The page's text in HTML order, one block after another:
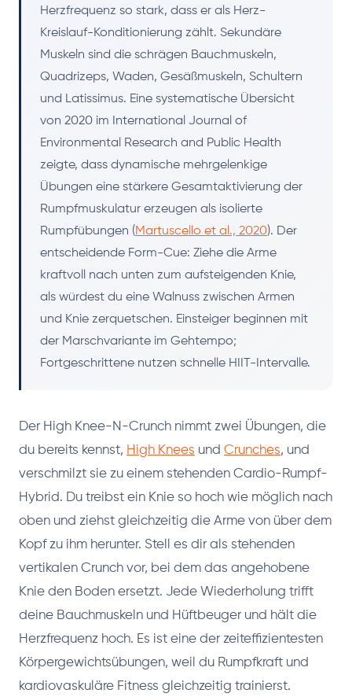
Herzfrequenz so stark, dass er als Herz-
Kreislauf-Konditionierung zählt. Sekundäre
Muskeln sind die schrägen Bauchmuskeln,
Quadrizeps, Waden, Gesäßmuskeln, Schultern
und Latissimus. Eine systematische Übersicht
von 2020 im International Journal of
Environmental Research and Public Health
zeigte, dass dynamische mehrgelenkige
Übungen eine stärkere Gesamtaktivierung der
Rumpfmuskulatur erzeugen als isolierte
Rumpfübungen (Martuscello et al., 2020). Der
entscheidende Form-Cue: Ziehe die Arme
kraftvoll nach unten zum aufsteigenden Knie,
als würdest du eine Walnuss zwischen Armen
und Knie zerquetschen. Einsteiger beginnen mit
der Marschvariante im Gehtempo;
Fortgeschrittene nutzen schnelle HIIT-Intervalle.
Der High Knee-N-Crunch nimmt zwei Übungen, die
du bereits kennst, High Knees und Crunches, und
verschmilzt sie zu einem stehenden Cardio-Rumpf-
Hybrid. Du treibst ein Knie so hoch wie möglich nach
oben und ziehst gleichzeitig die Arme von über dem
Kopf zu ihm herunter. Stell es dir als stehenden
vertikalen Crunch vor, bei dem das angehobene
Knie den Boden ersetzt. Jede Wiederholung trifft
deine Bauchmuskeln und Hüftbeuger und hält die
Herzfrequenz hoch. Es ist eine der zeiteffizientesten
Körpergewichtsübungen, weil du Rumpfkraft und
kardiovaskuläre Fitness gleichzeitig trainierst.